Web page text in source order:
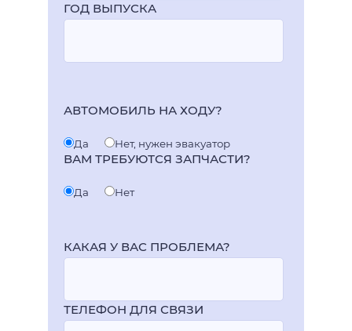
ГОД ВЫПУСКА
АВТОМОБИЛЬ НА ХОДУ?
Да Нет, нужен эвакуатор
ВАМ ТРЕБУЮТСЯ ЗАПЧАСТИ?
Да Нет
КАКАЯ У ВАС ПРОБЛЕМА?
ТЕЛЕФОН ДЛЯ СВЯЗИ